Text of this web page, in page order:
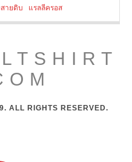
สายดิบ แรลลีครอส
ALL RIGHTS RESERVED.